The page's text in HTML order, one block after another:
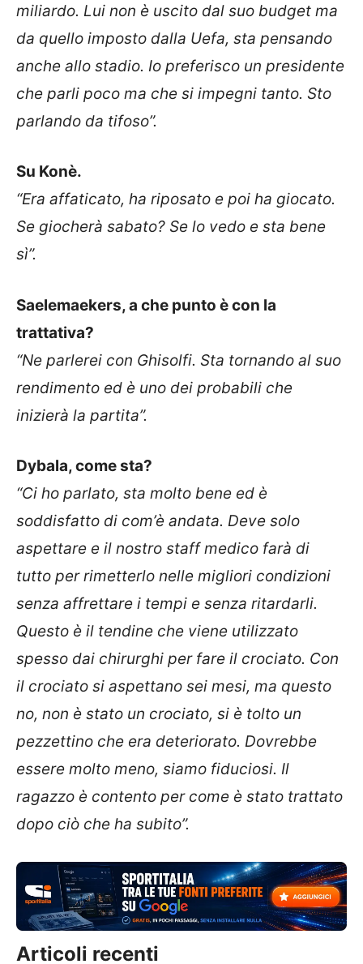
miliardo. Lui non è uscito dal suo budget ma
da quello imposto dalla Uefa, sta pensando
anche allo stadio. Io preferisco un presidente
che parli poco ma che si impegni tanto. Sto
parlando da tifoso”.
Su Konè.
“Era affaticato, ha riposato e poi ha giocato.
Se giocherà sabato? Se lo vedo e sta bene
sì”.
Saelemaekers, a che punto è con la
trattativa?
“Ne parlerei con Ghisolfi. Sta tornando al suo
rendimento ed è uno dei probabili che
inizierà la partita”.
Dybala, come sta?
“Ci ho parlato, sta molto bene ed è
soddisfatto di com’è andata. Deve solo
aspettare e il nostro staff medico farà di
tutto per rimetterlo nelle migliori condizioni
senza affrettare i tempi e senza ritardarli.
Questo è il tendine che viene utilizzato
spesso dai chirurghi per fare il crociato. Con
il crociato si aspettano sei mesi, ma questo
no, non è stato un crociato, si è tolto un
pezzettino che era deteriorato. Dovrebbe
essere molto meno, siamo fiduciosi. Il
ragazzo è contento per come è stato trattato
dopo ciò che ha subito”.
Articoli recenti